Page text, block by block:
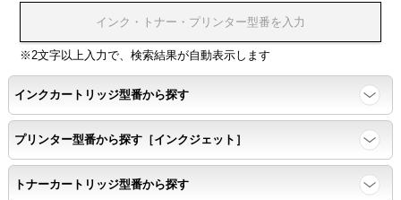
印刷耐久性
ページ印刷可能枚数・連続印刷時の安定性・経時変化の影響の確
認
寿命レポート
ページ収量、1,000ページあたりのパウダー消費量、転写率、
※2文字以上入力で、検索結果が自動表示します
インクカートリッジ型番から探す
プリンター型番から探す［インクジェット］
トナーカートリッジ型番から探す